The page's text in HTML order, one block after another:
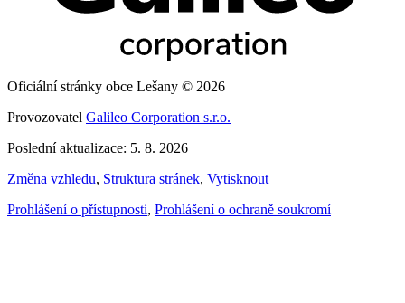
Oficiální stránky obce Lešany © 2026
Provozovatel Galileo Corporation s.r.o.
Poslední aktualizace: 5. 8. 2026
Změna vzhledu, Struktura stránek, Vytisknout
Prohlášení o přístupnosti, Prohlášení o ochraně soukromí